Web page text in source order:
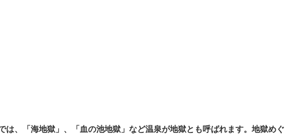
は、「海地獄」、「血の池地獄」など温泉が地獄とも呼ばれます。地獄めぐ